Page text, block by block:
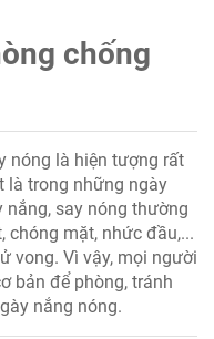
chống
nóng là hiện tượng rất
là trong những ngày
say nóng thường
chóng mặt, nhức đầu,...
vong. Vì vậy, mọi người
bản để phòng, tránh
nắng nóng.